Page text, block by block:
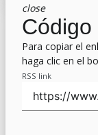
close
Código
Para copiar el
haga clic en el
RSS link